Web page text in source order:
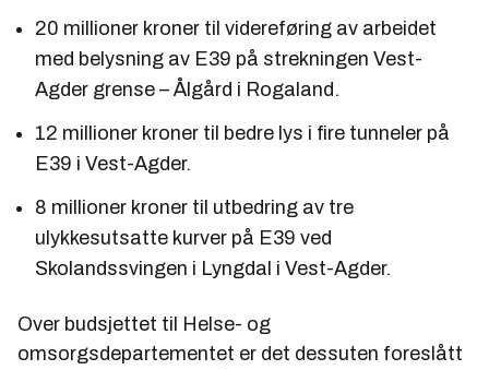
20 millioner kroner til videreføring av arbeidet
med belysning av E39 på strekningen Vest-
Agder grense – Ålgård i Rogaland.
12 millioner kroner til bedre lys i fire tunneler på
E39 i Vest-Agder.
8 millioner kroner til utbedring av tre
ulykkesutsatte kurver på E39 ved
Skolandssvingen i Lyngdal i Vest-Agder.
Over budsjettet til Helse- og
omsorgsdepartementet er det dessuten foreslått